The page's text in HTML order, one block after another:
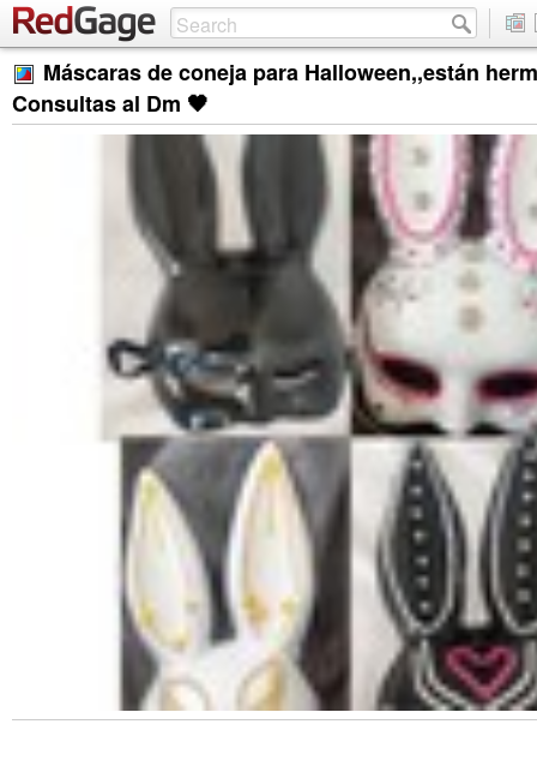
Máscaras de coneja para Halloween,,están
Consultas al Dm 🖤